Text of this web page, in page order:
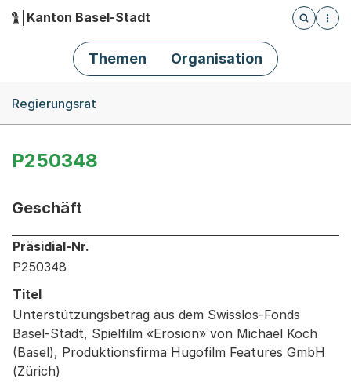
Hauptnavigation
Kanton Basel-Stadt
Öffnet
Themen Organisation
Regierungsrat
P250348
Geschäft
Informationen zum Ausgewählten Geschäft
Präsidial-Nr.
P250348
Titel
Unterstützungsbetrag aus dem Swisslos-Fonds
Basel-Stadt, Spielfilm «Erosion» von Michael Koch
(Basel), Produktionsfirma Hugofilm Features GmbH
(Zürich)